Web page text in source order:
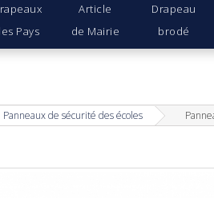
Pays
Article
de Mairie
Drapeau
brodé
Panneaux de sécurité des écoles